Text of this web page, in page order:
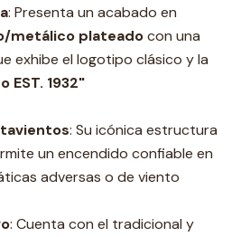
: Presenta un acabado en
metálico plateadocon una
exhibe el logotipo clásico y la
EST. 1932"
: Su icónica estructura
un encendido confiable en
adversas o de viento
: Cuenta con el tradicional y